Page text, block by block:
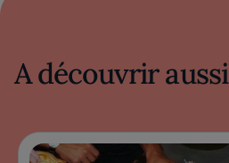
A découvrir aussi